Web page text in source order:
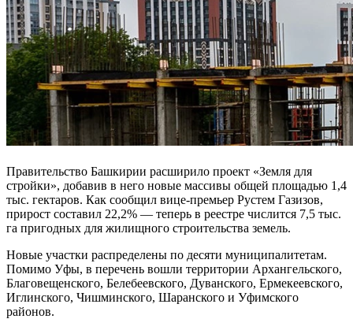
Правительство Башкирии расширило проект «Земля для
стройки», добавив в него новые массивы общей площадью 1,4
тыс. гектаров. Как сообщил вице-премьер Рустем Газизов,
прирост составил 22,2% — теперь в реестре числится 7,5 тыс.
га пригодных для жилищного строительства земель.
Новые участки распределены по десяти муниципалитетам.
Помимо Уфы, в перечень вошли территории Архангельского,
Благовещенского, Белебеевского, Дуванского, Ермекеевского,
Иглинского, Чишминского, Шаранского и Уфимского
районов.